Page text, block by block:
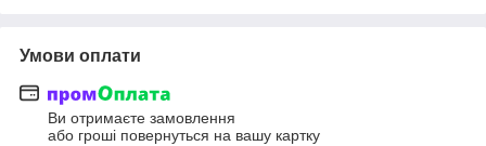
Умови оплати
Ви отримаєте замовлення
або гроші повернуться на вашу картку